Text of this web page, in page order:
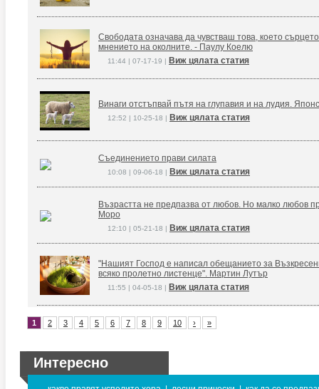
Свободата означава да чувстваш това, което
мнението на околните. - Паулу Коелю
11:44 | 07-17-19 | Виж цялата статия
Винаги отстъпвай пътя на глупавия и на лудия.
12:52 | 10-25-18 | Виж цялата статия
Съединението прави силата
10:08 | 09-06-18 | Виж цялата статия
Възрастта не предпазва от любов. Но малко любов
Моро
12:10 | 05-21-18 | Виж цялата статия
"Нашият Господ е написал обещанието за
всяко пролетно листенце". Мартин Лутър
11:55 | 04-05-18 | Виж цялата статия
1 2 3 4 5 6 7 8 9 10 › »
Интересно